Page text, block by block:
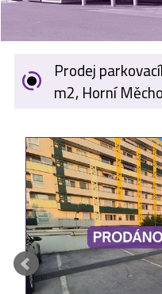
KARIÉRA
O NÁS
Prodej
m2, Horní